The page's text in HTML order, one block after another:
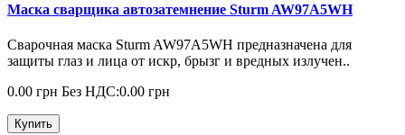
Маска сварщика автозатемнение Sturm AW97A5WH
Сварочная маска Sturm AW97A5WH предназначена для
защиты глаз и лица от искр, брызг и вредных излучен..
0.00 грн Без НДС:0.00 грн
Купить